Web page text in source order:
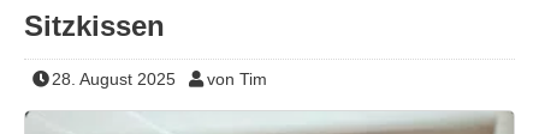
Sitzkissen
28. August 2025 von Tim